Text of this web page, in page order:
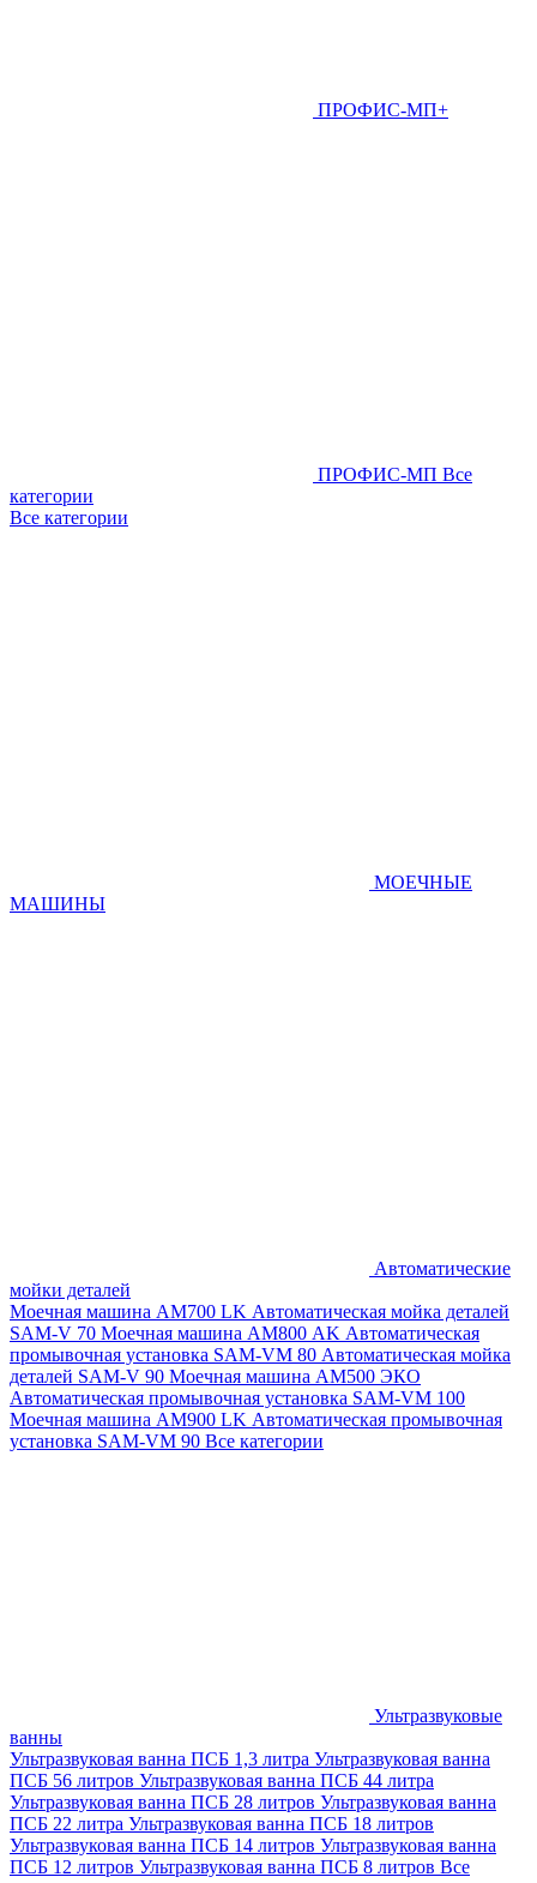
ПРОФИС-МП+
ПРОФИС-МП Все
категории
Все категории
МОЕЧНЫЕ
МАШИНЫ
Автоматические
мойки деталей
Моечная машина AM700 LK Автоматическая мойка деталей
SAM-V 70 Моечная машина АМ800 AK Автоматическая
промывочная установка SAM-VM 80 Автоматическая мойка
деталей SAM-V 90 Моечная машина АМ500 ЭКО
Автоматическая промывочная установка SAM-VM 100
Моечная машина AM900 LK Автоматическая промывочная
установка SAM-VM 90 Все категории
Ультразвуковые
ванны
Ультразвуковая ванна ПСБ 1,3 литра Ультразвуковая ванна
ПСБ 56 литров Ультразвуковая ванна ПСБ 44 литра
Ультразвуковая ванна ПСБ 28 литров Ультразвуковая ванна
ПСБ 22 литра Ультразвуковая ванна ПСБ 18 литров
Ультразвуковая ванна ПСБ 14 литров Ультразвуковая ванна
ПСБ 12 литров Ультразвуковая ванна ПСБ 8 литров Все